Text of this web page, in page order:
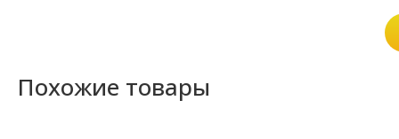
Похожие товары